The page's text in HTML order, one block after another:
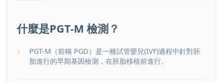
什麼是PGT-M 檢測？
PGT-M（前稱 PGD）是一種試管嬰兒(IVF)過程中針對胚
胎進行的早期基因檢測，在胚胎移植前進行。